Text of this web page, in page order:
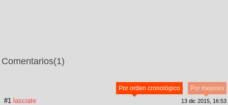
Comentarios(1)
Por mejores
Por orden cronológico
#1 lasciate 13 dic 2015, 16:53